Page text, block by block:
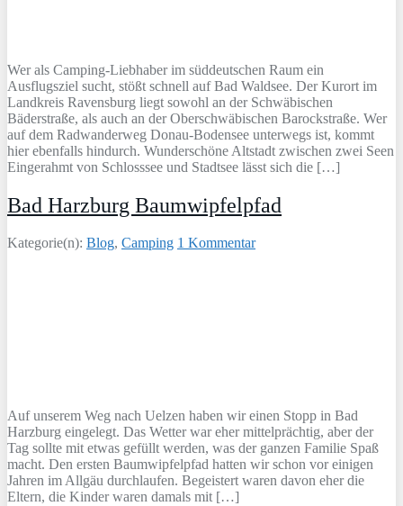
Wer als Camping-Liebhaber im süddeutschen Raum ein
Ausflugsziel sucht, stößt schnell auf Bad Waldsee. Der Kurort im
Landkreis Ravensburg liegt sowohl an der Schwäbischen
Bäderstraße, als auch an der Oberschwäbischen Barockstraße. Wer
auf dem Radwanderweg Donau-Bodensee unterwegs ist, kommt
hier ebenfalls hindurch. Wunderschöne Altstadt zwischen zwei Seen
Eingerahmt von Schlosssee und Stadtsee lässt sich die […]
Bad Harzburg Baumwipfelpfad
Kategorie(n): Blog, Camping 1 Kommentar
Auf unserem Weg nach Uelzen haben wir einen Stopp in Bad
Harzburg eingelegt. Das Wetter war eher mittelprächtig, aber der
Tag sollte mit etwas gefüllt werden, was der ganzen Familie Spaß
macht. Den ersten Baumwipfelpfad hatten wir schon vor einigen
Jahren im Allgäu durchlaufen. Begeistert waren davon eher die
Eltern, die Kinder waren damals mit […]